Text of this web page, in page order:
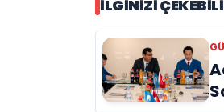
İLGINIZI